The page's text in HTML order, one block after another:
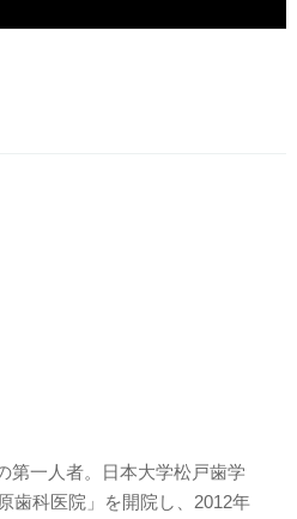
第一人者。日本大学松戸歯学
歯科医院」を開院し、2012年